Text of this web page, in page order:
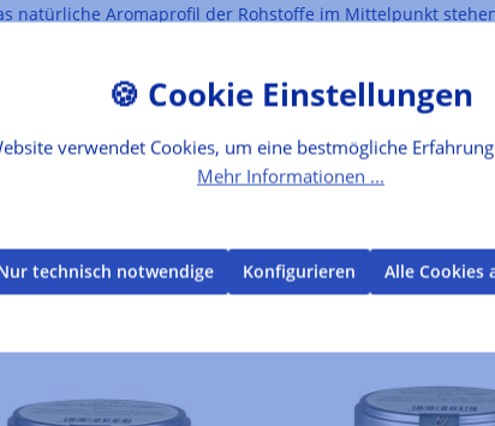
natürliche Aromaprofil der Rohstoffe im Mittelpunkt
zeigt das Alte Gewürzamt die Vielfalt des Pfeffers jenseits
zu wertvollen Zutaten für die anspruchsvolle Küche.
entdecken
verwendet Cookies, um eine bestmögliche
Mehr Informationen ...
technisch notwendige Konfigurieren Alle Cookies